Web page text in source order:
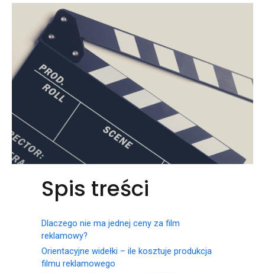
Spis treści
Dlaczego nie ma jednej ceny za film
reklamowy?
Orientacyjne widełki – ile kosztuje produkcja
filmu reklamowego